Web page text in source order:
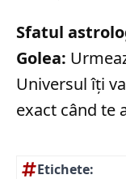
Sfatul
Golea:
Universul îți
exact când te
Etichete: